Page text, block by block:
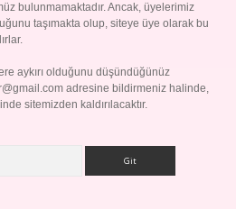
bulunmamaktadır. Ancak, üyelerimiz
taşımakta olup, siteye üye olarak bu
aykırı olduğunu düşündüğünüz
adresine bildirmeniz halinde,
sitemizden kaldırılacaktır.